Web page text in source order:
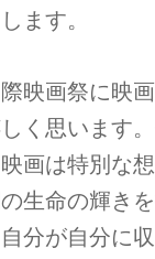
ます。
映画祭に映
く思います
画は特別な
生命の輝き
分が自分に